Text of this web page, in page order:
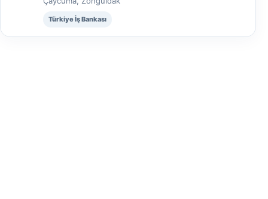
Türkiye İş Bankası